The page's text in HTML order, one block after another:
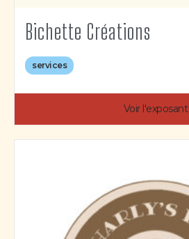
Bichette Créations
services
Voir l'exposant